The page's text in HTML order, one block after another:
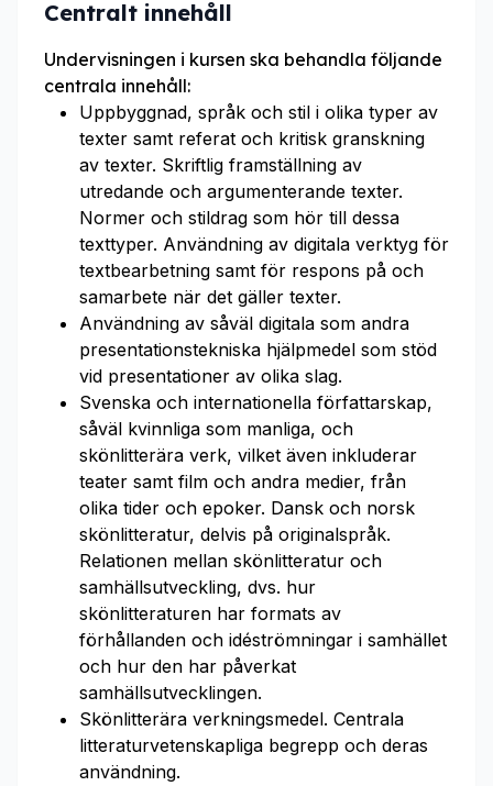
Centralt innehåll
Undervisningen i kursen ska behandla följande
centrala innehåll:
Uppbyggnad, språk och stil i olika typer av
texter samt referat och kritisk granskning
av texter. Skriftlig framställning av
utredande och argumenterande texter.
Normer och stildrag som hör till dessa
texttyper. Användning av digitala verktyg för
textbearbetning samt för respons på och
samarbete när det gäller texter.
Användning av såväl digitala som andra
presentationstekniska hjälpmedel som stöd
vid presentationer av olika slag.
Svenska och internationella författarskap,
såväl kvinnliga som manliga, och
skönlitterära verk, vilket även inkluderar
teater samt film och andra medier, från
olika tider och epoker. Dansk och norsk
skönlitteratur, delvis på originalspråk.
Relationen mellan skönlitteratur och
samhällsutveckling, dvs. hur
skönlitteraturen har formats av
förhållanden och idéströmningar i samhället
och hur den har påverkat
samhällsutvecklingen.
Skönlitterära verkningsmedel. Centrala
litteraturvetenskapliga begrepp och deras
användning.